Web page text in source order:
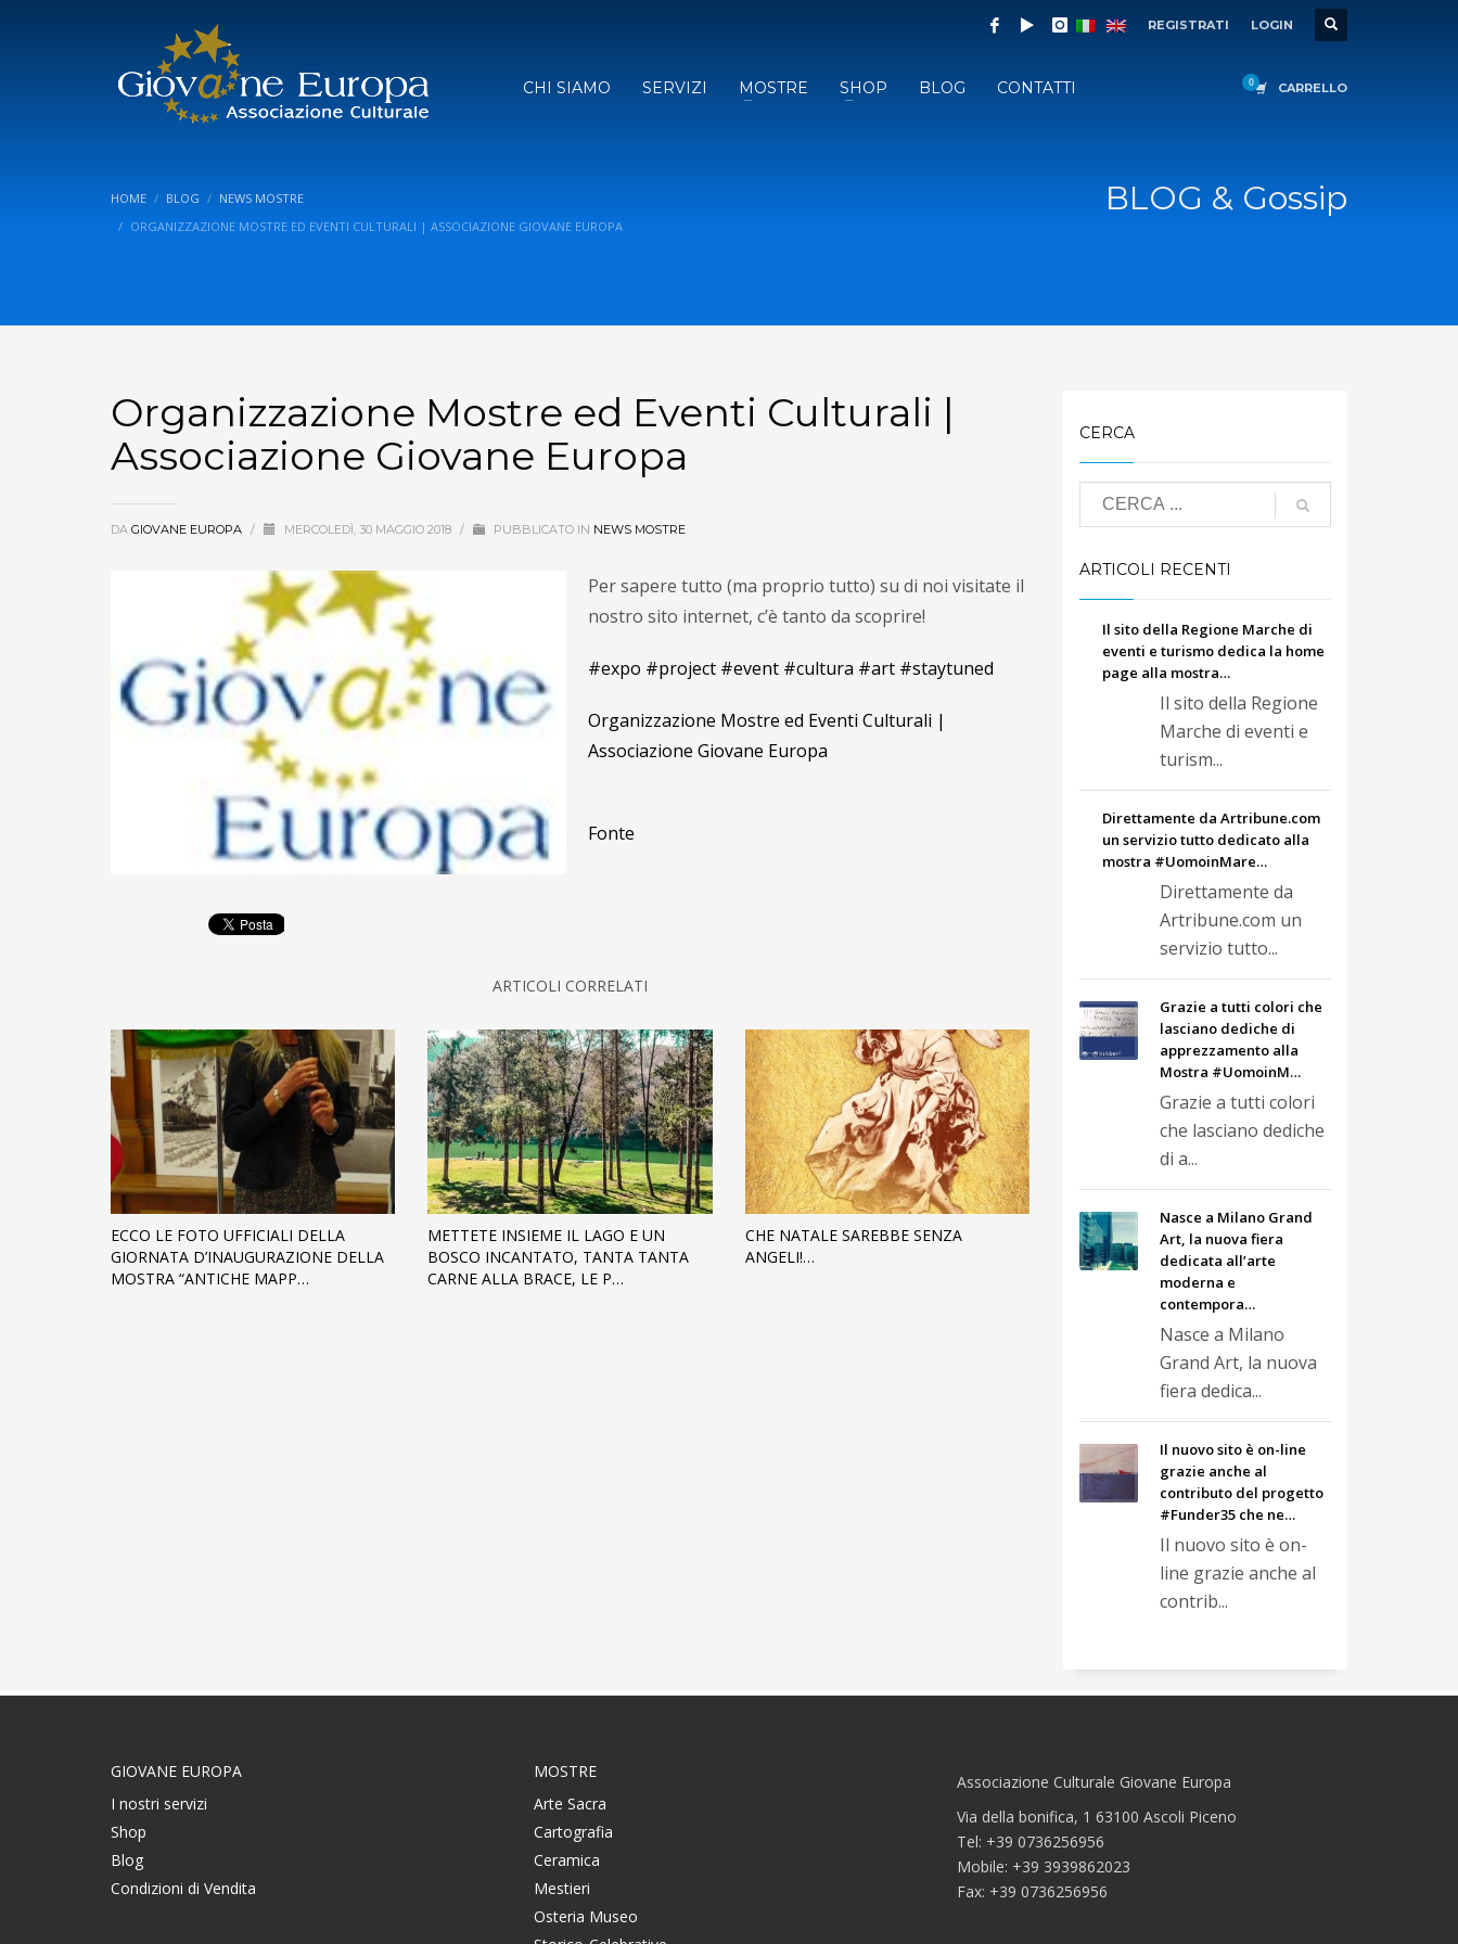
REGISTRATI LOGIN
CHI SIAMO SERVIZI MOSTRE SHOP BLOG CONTATTI CARRELLO
HOME BLOG
NEWS MOSTRE
ORGANIZZAZIONE MOSTRE ED EVENTI CULTURALI | ASSOCIAZIONE GIOVANE EUROPA
BLOG & Gossip
Organizzazione Mostre ed Eventi Culturali |
Associazione Giovane Europa
DA GIOVANE EUROPA / MERCOLEDÌ, 30 MAGGIO 2018 / PUBBLICATO IN NEWS MOSTRE
Per sapere tutto (ma proprio tutto) su di noi visitate il
nostro sito internet, c’è tanto da scoprire!
#expo #project #event #cultura #art #staytuned
Organizzazione Mostre ed Eventi Culturali |
Associazione Giovane Europa
Fonte
ARTICOLI CORRELATI
ECCO LE FOTO UFFICIALI DELLA
GIORNATA D’INAUGURAZIONE DELLA
MOSTRA “ANTICHE MAPP…
METTETE INSIEME IL LAGO E UN
BOSCO INCANTATO, TANTA TANTA
CARNE ALLA BRACE, LE P…
CHE NATALE SAREBBE SENZA
ANGELI!…
CERCA
ARTICOLI RECENTI
Il sito della Regione Marche di
eventi e turismo dedica la home
page alla mostra…
Il sito della Regione
Marche di eventi e
turism...
Direttamente da Artribune.com
un servizio tutto dedicato alla
mostra #UomoinMare…
Direttamente da
Artribune.com un
servizio tutto...
Grazie a tutti colori che
lasciano dediche di
apprezzamento alla
Mostra #UomoinM…
Grazie a tutti colori
che lasciano dediche
di a...
Nasce a Milano Grand
Art, la nuova fiera
dedicata all’arte
moderna e
contempora…
Nasce a Milano
Grand Art, la nuova
fiera dedica...
Il nuovo sito è on-line
grazie anche al
contributo del progetto
#Funder35 che ne…
Il nuovo sito è on-
line grazie anche al
contrib...
GIOVANE EUROPA
I nostri servizi
Shop
Blog
Condizioni di Vendita
MOSTRE
Arte Sacra
Cartografia
Ceramica
Mestieri
Osteria Museo
Associazione Culturale Giovane Europa
Via della bonifica, 1 63100 Ascoli Piceno
Tel: +39 0736256956
Mobile: +39 3939862023
Fax: +39 0736256956